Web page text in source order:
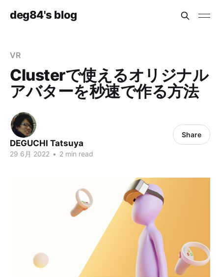
deg84's blog
VR
Clusterで使えるオリジナル
アバターを秒速で作る方法
DEGUCHI Tatsuya
29 6月 2022 • 2 min read
Share